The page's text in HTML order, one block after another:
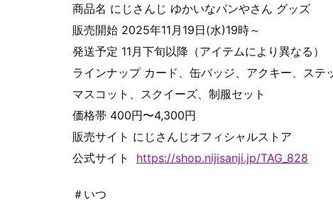
商品名 にじさんじ ゆかいなパンやさん グッズ
販売開始 2025年11月19日(水)19時～
発送予定 11月下旬以降（アイテムにより異なる）
ラインナップ カード、缶バッジ、アクキー、ステ
マスコット、スクイーズ、制服セット
価格帯 400円〜4,300円
販売サイト にじさんじオフィシャルストア
公式サイト
https://shop.nijisanji.jp/TAG_828
＃いつ